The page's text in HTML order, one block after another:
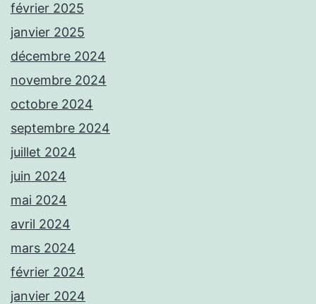
février 2025
janvier 2025
décembre 2024
novembre 2024
octobre 2024
septembre 2024
juillet 2024
juin 2024
mai 2024
avril 2024
mars 2024
février 2024
janvier 2024